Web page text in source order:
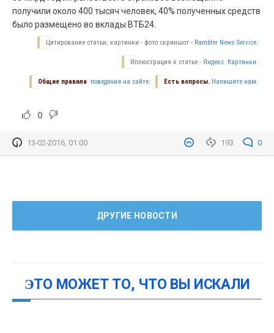
получили около 400 тысяч человек, 40% полученных средств
было размещено во вклады ВТБ24.
Цитирование статьи, картинки - фото скриншот - Rambler News Service.
Иллюстрация к статье - Яндекс. Картинки.
Есть вопросы. Напишите нам.
Общие правила поведения на сайте.
0
193 0
13-02-2016, 01:00
ДРУГИЕ НОВОСТИ
ЭТО МОЖЕТ ТО, ЧТО ВЫ ИСКАЛИ